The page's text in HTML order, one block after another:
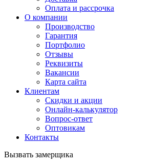
Оплата и рассрочка
О компании
Производство
Гарантия
Портфолио
Отзывы
Реквизиты
Вакансии
Карта сайта
Клиентам
Скидки и акции
Онлайн-калькулятор
Вопрос-ответ
Оптовикам
Контакты
Вызвать замерщика